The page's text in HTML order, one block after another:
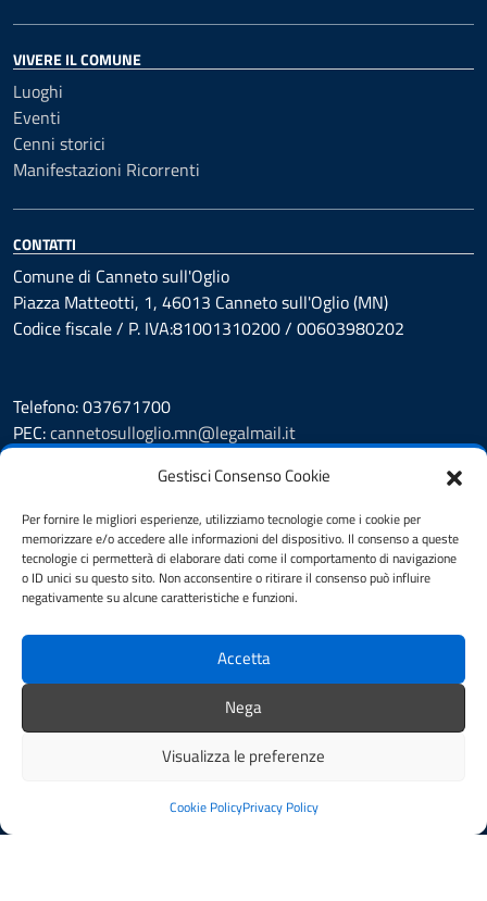
Gestisci Consenso Cookie
Per fornire le migliori esperienze, utilizziamo tecnologie come i cookie per
memorizzare e/o accedere alle informazioni del dispositivo. Il consenso a queste
tecnologie ci permetterà di elaborare dati come il comportamento di navigazione
o ID unici su questo sito. Non acconsentire o ritirare il consenso può influire
negativamente su alcune caratteristiche e funzioni.
Accetta
Nega
Visualizza le preferenze
Cookie PolicyPrivacy Policy
VIVERE IL COMUNE
Luoghi
Eventi
Cenni storici
Manifestazioni Ricorrenti
CONTATTI
Comune di Canneto sull'Oglio
Piazza Matteotti, 1, 46013 Canneto sull'Oglio (MN)
Codice fiscale / P. IVA:81001310200 / 00603980202
Telefono: 037671700
PEC:cannetosulloglio.mn@legalmail.it
Segnalazione disservizio
Prenotazione appuntamento
Amministrazione Trasparente
Amministrazione Trasparente fino al 28/06/2023
Albo pretorio
Cookie Policy
Feedback Accessibilità
Dichiarazione di accessibilità
Piano di Miglioramento dei Servizi